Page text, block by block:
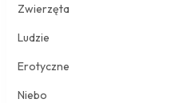
Zwierzęta
Ludzie
Erotyczne
Niebo